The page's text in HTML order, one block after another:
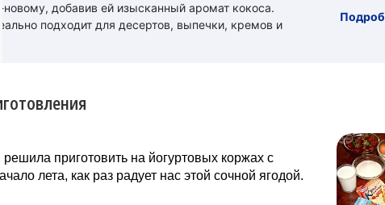
новому, добавив ей изысканный аромат кокоса.
подходит для десертов, выпечки, кремов и
приготовить на йогуртовых коржах с
лета, как раз радует нас этой сочной ягодой.